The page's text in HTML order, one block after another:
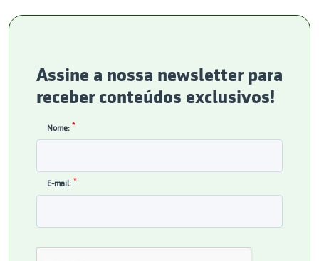
Assine a nossa newsletter para
receber conteúdos exclusivos!
Nome: *
E-mail: *